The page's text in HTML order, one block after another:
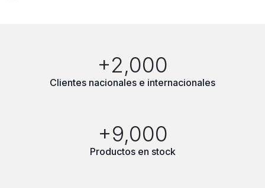
+2,000
Clientes nacionales e internacionales
+9,000
Productos en stock